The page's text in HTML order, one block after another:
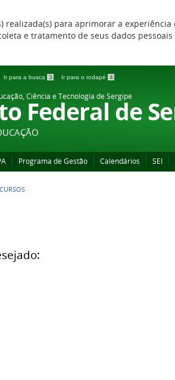
realizada(s) para aprimorar a
e tratamento de seus dados
Ir para a busca 3 Ir para o rodapé 4
Ciência e Tecnologia de Sergipe
Federal de
Programa de Gestão Calendários SEI